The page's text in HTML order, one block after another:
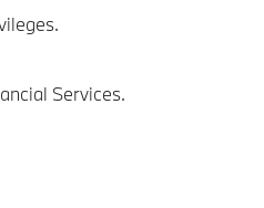
Services.